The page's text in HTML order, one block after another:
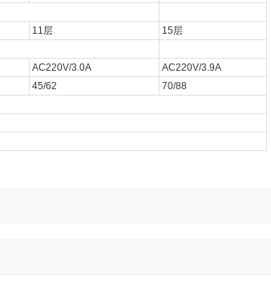
11层 15层
AC220V/3.0A
AC220V/3.9A
45/62
70/88